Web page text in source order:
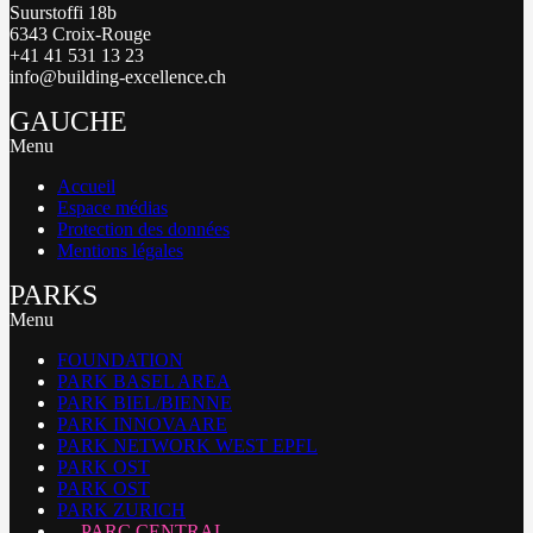
Suurstoffi 18b
6343 Croix-Rouge
+41 41 531 13 23
info@building-excellence.ch
GAUCHE
Menu
Accueil
Espace médias
Protection des données
Mentions légales
PARKS
Menu
FOUNDATION
PARK BASEL AREA
PARK BIEL/BIENNE
PARK INNOVAARE
PARK NETWORK WEST EPFL
PARK OST
PARK OST
PARK ZURICH